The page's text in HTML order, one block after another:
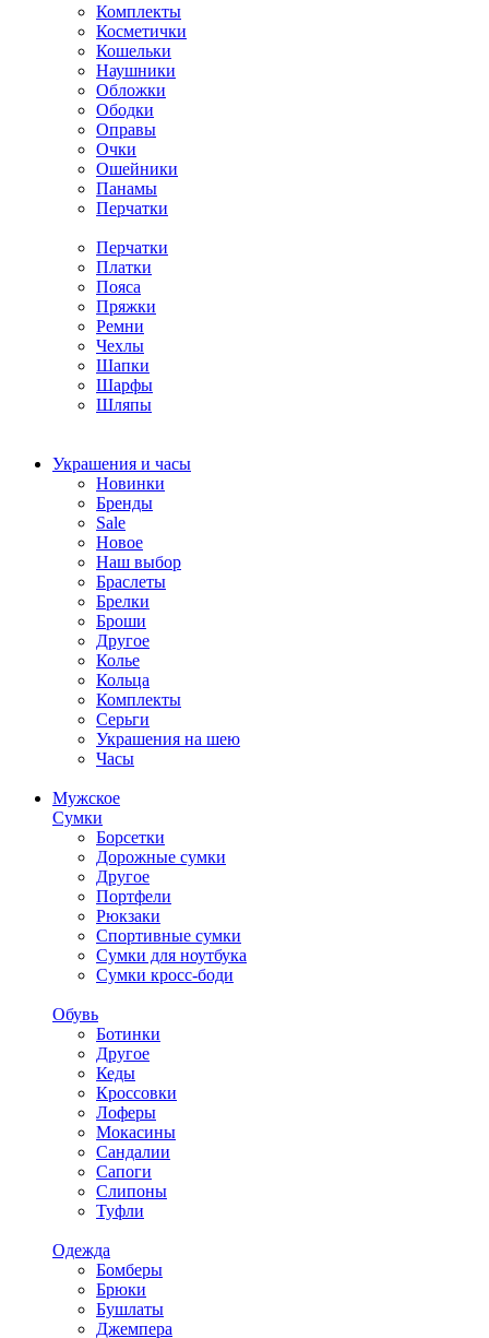
Комплекты
Косметички
Кошельки
Наушники
Обложки
Ободки
Оправы
Очки
Ошейники
Панамы
Перчатки
Перчатки
Платки
Пояса
Пряжки
Ремни
Чехлы
Шапки
Шарфы
Шляпы
Украшения и часы
Новинки
Бренды
Sale
Новое
Наш выбор
Браслеты
Брелки
Броши
Другое
Колье
Кольца
Комплекты
Серьги
Украшения на шею
Часы
Мужское
Сумки
Борсетки
Дорожные сумки
Другое
Портфели
Рюкзаки
Спортивные сумки
Сумки для ноутбука
Сумки кросс-боди
Обувь
Ботинки
Другое
Кеды
Кроссовки
Лоферы
Мокасины
Сандалии
Сапоги
Слипоны
Туфли
Одежда
Бомберы
Брюки
Бушлаты
Джемпера